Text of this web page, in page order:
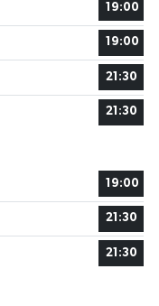
19:00
19:00
21:30
21:30
19:00
21:30
21:30